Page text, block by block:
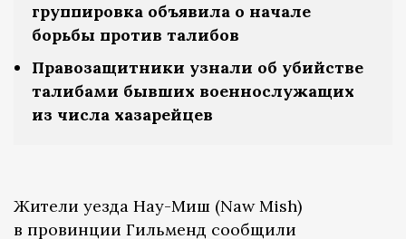
группировка объявила о начале
борьбы против талибов
Правозащитники узнали об убийстве
талибами бывших военнослужащих
из числа хазарейцев
Жители уезда Нау-Миш (Naw Mish)
в провинции Гильменд сообщили